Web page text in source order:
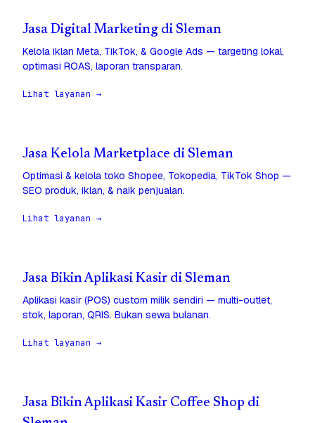
Jasa Digital Marketing di Sleman
Kelola iklan Meta, TikTok, & Google Ads — targeting lokal,
optimasi ROAS, laporan transparan.
Lihat layanan →
Jasa Kelola Marketplace di Sleman
Optimasi & kelola toko Shopee, Tokopedia, TikTok Shop —
SEO produk, iklan, & naik penjualan.
Lihat layanan →
Jasa Bikin Aplikasi Kasir di Sleman
Aplikasi kasir (POS) custom milik sendiri — multi-outlet,
stok, laporan, QRIS. Bukan sewa bulanan.
Lihat layanan →
Jasa Bikin Aplikasi Kasir Coffee Shop di